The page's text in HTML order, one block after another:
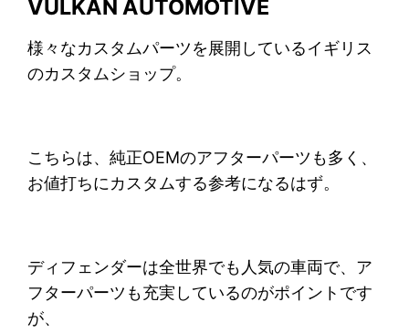
VULKAN AUTOMOTIVE
様々なカスタムパーツを展開しているイギリス
のカスタムショップ。
こちらは、純正OEMのアフターパーツも多く、
お値打ちにカスタムする参考になるはず。
ディフェンダーは全世界でも人気の車両で、ア
フターパーツも充実しているのがポイントです
が、